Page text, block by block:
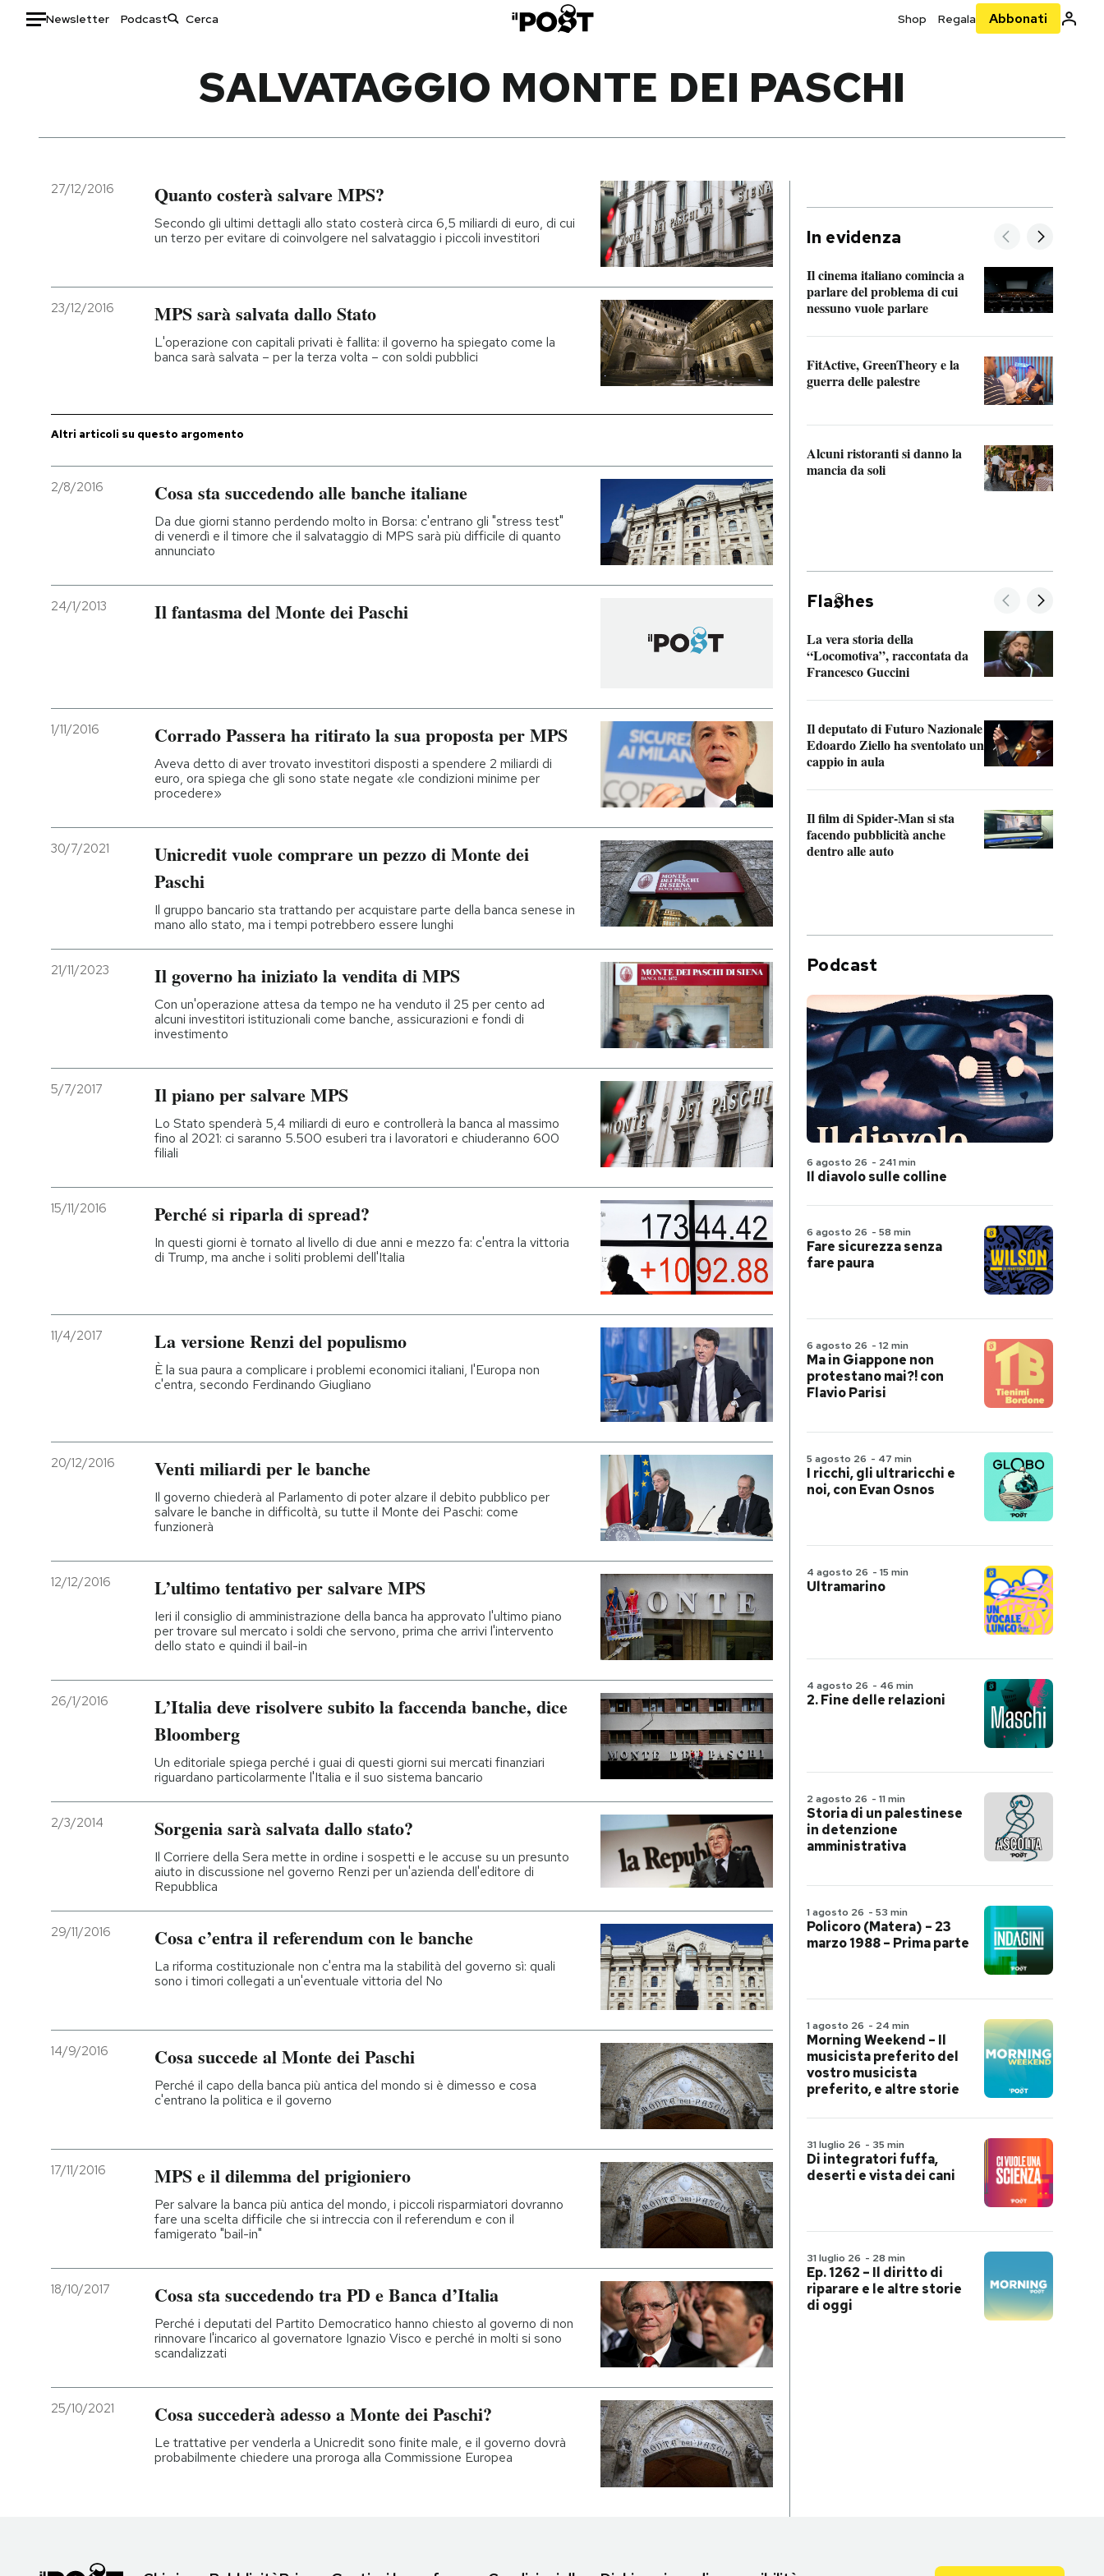
Newsletter Podcast Shop Regala Abbonati
Italia
Politica
Economia
Moda
Ok Boomer!
CALENDARIO
Entra
SALVATAGGIO MONTE DEI PASCHI
27/12/2016 Quanto costerà salvare MPS?
Secondo gli ultimi dettagli allo stato costerà circa 6,5 miliardi di euro, di cui
un terzo per evitare di coinvolgere nel salvataggio i piccoli investitori
23/12/2016 MPS sarà salvata dallo Stato
L'operazione con capitali privati è fallita: il governo ha spiegato come la
banca sarà salvata – per la terza volta – con soldi pubblici
Altri articoli su questo argomento
2/8/2016 Cosa sta succedendo alle banche italiane
Da due giorni stanno perdendo molto in Borsa: c'entrano gli "stress test"
di venerdì e il timore che il salvataggio di MPS sarà più difficile di quanto
annunciato
24/1/2013 Il fantasma del Monte dei Paschi
1/11/2016 Corrado Passera ha ritirato la sua proposta per MPS
Aveva detto di aver trovato investitori disposti a spendere 2 miliardi di
euro, ora spiega che gli sono state negate «le condizioni minime per
procedere»
30/7/2021
Unicredit vuole comprare un pezzo di Monte dei
Paschi
Il gruppo bancario sta trattando per acquistare parte della banca senese in
mano allo stato, ma i tempi potrebbero essere lunghi
21/11/2023 Il governo ha iniziato la vendita di MPS
Con un'operazione attesa da tempo ne ha venduto il 25 per cento ad
alcuni investitori istituzionali come banche, assicurazioni e fondi di
investimento
5/7/2017 Il piano per salvare MPS
Lo Stato spenderà 5,4 miliardi di euro e controllerà la banca al massimo
fino al 2021: ci saranno 5.500 esuberi tra i lavoratori e chiuderanno 600
filiali
15/11/2016 Perché si riparla di spread?
In questi giorni è tornato al livello di due anni e mezzo fa: c'entra la vittoria
di Trump, ma anche i soliti problemi dell'Italia
11/4/2017 La versione Renzi del populismo
È la sua paura a complicare i problemi economici italiani, l'Europa non
c'entra, secondo Ferdinando Giugliano
20/12/2016 Venti miliardi per le banche
Il governo chiederà al Parlamento di poter alzare il debito pubblico per
salvare le banche in difficoltà, su tutte il Monte dei Paschi: come
funzionerà
12/12/2016 L’ultimo tentativo per salvare MPS
Ieri il consiglio di amministrazione della banca ha approvato l'ultimo piano
per trovare sul mercato i soldi che servono, prima che arrivi l'intervento
dello stato e quindi il bail-in
26/1/2016
L’Italia deve risolvere subito la faccenda banche, dice
Bloomberg
Un editoriale spiega perché i guai di questi giorni sui mercati finanziari
riguardano particolarmente l'Italia e il suo sistema bancario
2/3/2014 Sorgenia sarà salvata dallo stato?
Il Corriere della Sera mette in ordine i sospetti e le accuse su un presunto
aiuto in discussione nel governo Renzi per un'azienda dell'editore di
Repubblica
29/11/2016 Cosa c’entra il referendum con le banche
La riforma costituzionale non c'entra ma la stabilità del governo sì: quali
sono i timori collegati a un'eventuale vittoria del No
14/9/2016 Cosa succede al Monte dei Paschi
Perché il capo della banca più antica del mondo si è dimesso e cosa
c'entrano la politica e il governo
17/11/2016 MPS e il dilemma del prigioniero
Per salvare la banca più antica del mondo, i piccoli risparmiatori dovranno
fare una scelta difficile che si intreccia con il referendum e con il
famigerato "bail-in"
18/10/2017 Cosa sta succedendo tra PD e Banca d’Italia
Perché i deputati del Partito Democratico hanno chiesto al governo di non
rinnovare l'incarico al governatore Ignazio Visco e perché in molti si sono
scandalizzati
25/10/2021 Cosa succederà adesso a Monte dei Paschi?
Le trattative per venderla a Unicredit sono finite male, e il governo dovrà
probabilmente chiedere una proroga alla Commissione Europea
In evidenza
Il cinema italiano comincia a
parlare del problema di cui
nessuno vuole parlare
FitActive, GreenTheory e la
guerra delle palestre
Alcuni ristoranti si danno la
mancia da soli
Fla hes
La vera storia della
“Locomotiva”, raccontata da
Francesco Guccini
Il deputato di Futuro Nazionale
Edoardo Ziello ha sventolato un
cappio in aula
Il film di Spider-Man si sta
facendo pubblicità anche
dentro alle auto
Podcast
6 agosto 26 - 241 min
Il diavolo sulle colline
6 agosto 26 - 58 min
Fare sicurezza senza
fare paura
6 agosto 26 - 12 min
Ma in Giappone non
protestano mai?! con
Flavio Parisi
5 agosto 26 - 47 min
I ricchi, gli ultraricchi e
noi, con Evan Osnos
4 agosto 26 - 15 min
Ultramarino
4 agosto 26 - 46 min
2. Fine delle relazioni
2 agosto 26 - 11 min
Storia di un palestinese
in detenzione
amministrativa
1 agosto 26 - 53 min
Policoro (Matera) – 23
marzo 1988 – Prima parte
1 agosto 26 - 24 min
Morning Weekend – Il
musicista preferito del
vostro musicista
preferito, e altre storie
31 luglio 26 - 35 min
Di integratori fuffa,
deserti e vista dei cani
31 luglio 26 - 28 min
Ep. 1262 – Il diritto di
riparare e le altre storie
di oggi